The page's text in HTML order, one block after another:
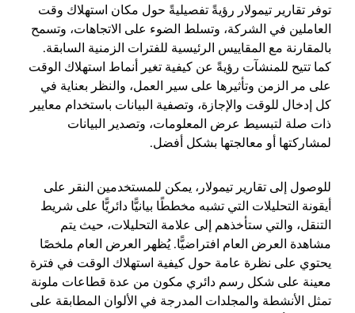
توفر تقارير تيمولار رؤيةً تفصيليةً حول مكان استهلاك وقت
العاملين في الشركة، وتسلط الضوء على الاتجاهات، وتسمح
بالمقارنة مع المقاييس الرئيسية للفترات الزمنية السابقة.
كما تتيح للمنشآت رؤيةً عن كيفية تغير أنماط استهلاك الوقت
على مر الزمن وتأثيرها على سير العمل، والنظر بعناية في
كل إدخال للوقت والإجازة، وتصفية البيانات باستخدام معايير
ذات صلة لتبسيط عرض المعلومات، وتصدير البيانات
لمشاركتها أو معالجتها بشكل أفضل.
للوصول إلى تقارير تيمولار، يمكن للمستخدمين النقر على
أيقونة التحليلات التي تشبه مخططًا بيانيًّا دائريًّا على شريط
التنقل، والتي ستأخذهم إلى علامة التحليلات، حيث يتم
مشاهدة العرض العام افتراضيًّا. يُظهر العرض العام ملخصًا
يحتوي على نظرة عامة حول كيفية استهلاك الوقت في فترة
معينة على شكل رسم دائري مكون من عدة قطاعات ملونة
تمثل الأنشطة والمجلدات المدرجة في الألوان المطابقة على